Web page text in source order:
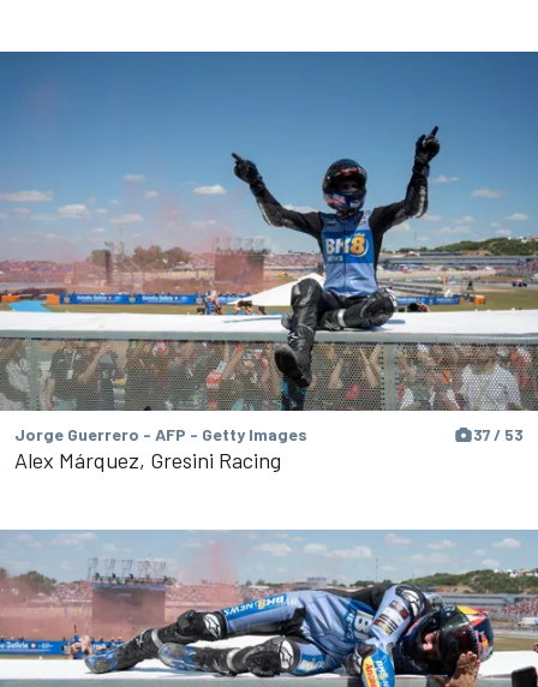
Jorge Guerrero - AFP - Getty Images 37 / 53
Alex Márquez, Gresini Racing